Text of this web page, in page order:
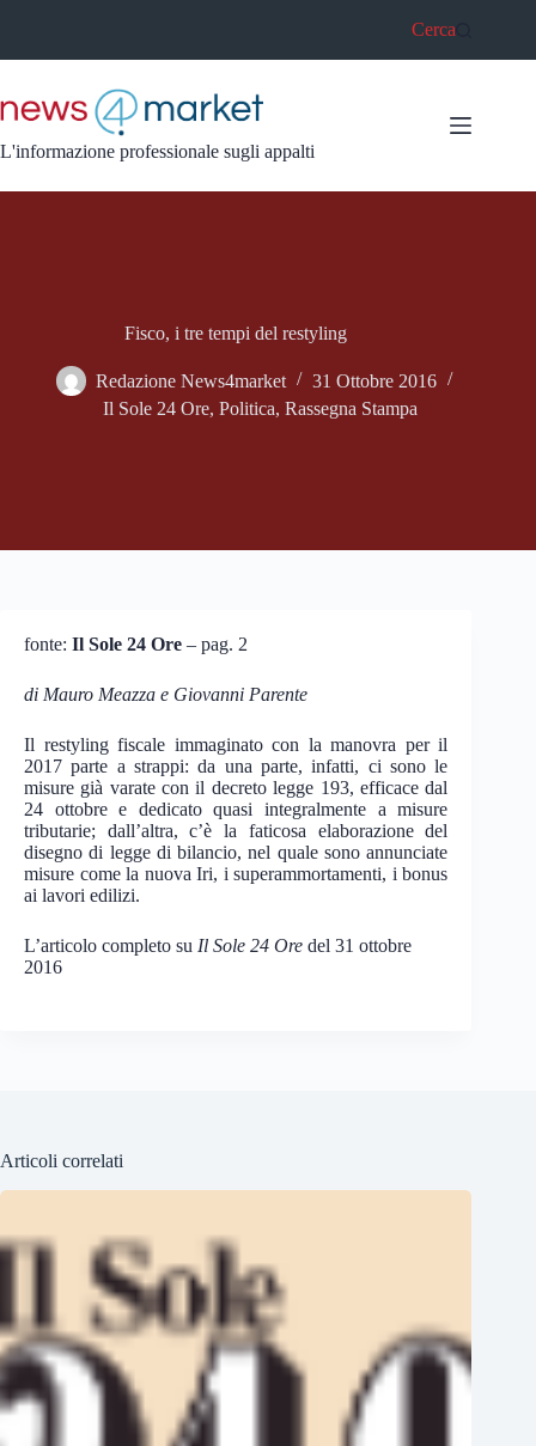
Cerca
L'informazione professionale sugli appalti
Fisco, i tre tempi del restyling
Redazione News4market
31 Ottobre 2016
Il Sole 24 Ore, Politica, Rassegna Stampa
fonte: Il Sole 24 Ore – pag. 2
di Mauro Meazza e Giovanni Parente
Il restyling fiscale immaginato con la manovra per il
2017 parte a strappi: da una parte, infatti, ci sono le
misure già varate con il decreto legge 193, efficace dal
24 ottobre e dedicato quasi integralmente a misure
tributarie; dall’altra, c’è la faticosa elaborazione del
disegno di legge di bilancio, nel quale sono annunciate
misure come la nuova Iri, i superammortamenti, i bonus
ai lavori edilizi.
L’articolo completo su Il Sole 24 Ore del 31 ottobre
2016
Articoli correlati